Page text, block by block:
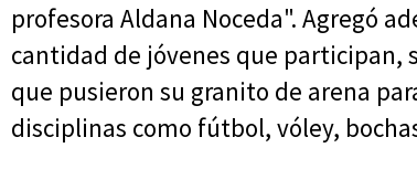
profesora Aldana Noceda". Agregó
cantidad de jóvenes que participan,
que pusieron su granito de arena
disciplinas como fútbol, vóley,